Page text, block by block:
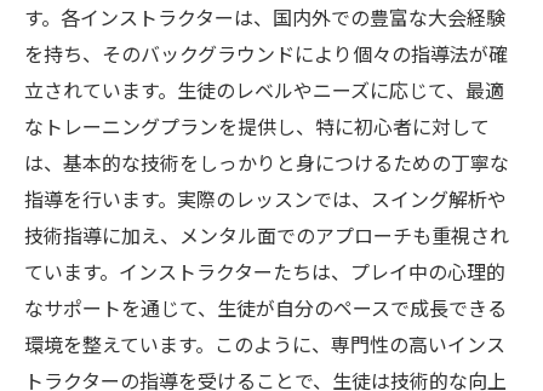
す。各インストラクターは、国内外での豊富な大会経験
を持ち、そのバックグラウンドにより個々の指導法が確
立されています。生徒のレベルやニーズに応じて、最適
なトレーニングプランを提供し、特に初心者に対して
は、基本的な技術をしっかりと身につけるための丁寧な
指導を行います。実際のレッスンでは、スイング解析や
技術指導に加え、メンタル面でのアプローチも重視され
ています。インストラクターたちは、プレイ中の心理的
なサポートを通じて、生徒が自分のペースで成長できる
環境を整えています。このように、専門性の高いインス
トラクターの指導を受けることで、生徒は技術的な向上